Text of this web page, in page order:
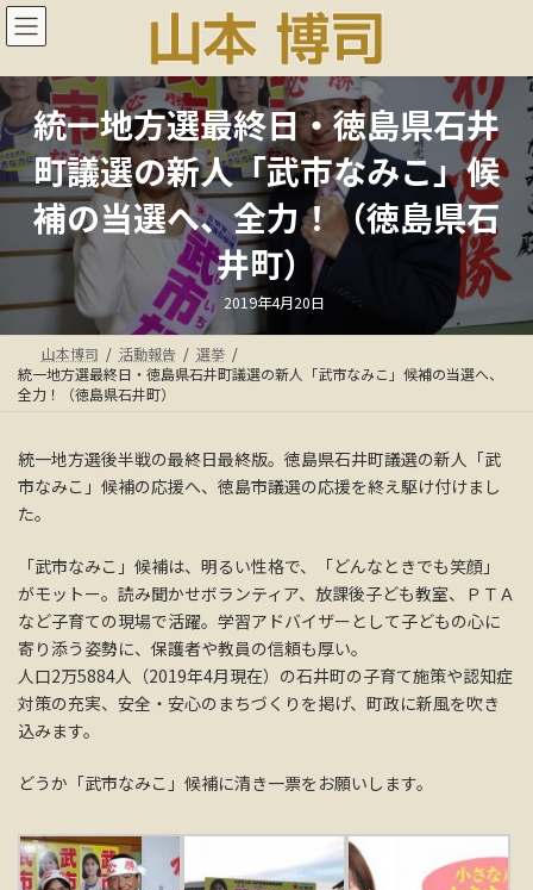
コ
ン
ン
ツ
へ
ス
キ
ッ
ナ
ビ
ー
シ
ョ
ン
に
移
統一地方選最終日・徳島県石井
町議選の新人「武市なみこ」候
補の当選へ、全力！（徳島県石
井町）
最
終
更
新
日
時
:
2019年4月20日
山本博司 活動報告
選挙
統一地方選最終日・徳島県石井町議選の新人「武市なみこ」候補の当選へ、
全力！（徳島県石井町）
統一地方選後半戦の最終日最終版。徳島県石井町議選の新人「武
市なみこ」候補の応援へ、徳島市議選の応援を終え駆け付けまし
た。
「武市なみこ」候補は、明るい性格で、「どんなときでも笑顔」
がモットー。読み聞かせボランティア、放課後子ども教室、ＰＴＡ
など子育ての現場で活躍。学習アドバイザーとして子どもの心に
寄り添う姿勢に、保護者や教員の信頼も厚い。
人口2万5884人（2019年4月現在）の石井町の子育て施策や認知症
対策の充実、安全・安心のまちづくりを掲げ、町政に新風を吹き
込みます。
どうか「武市なみこ」候補に清き一票をお願いします。